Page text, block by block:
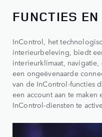
FUNCTIES
InControl, het
interieurbeleving, biedt
interieurklimaat,
een ongeëvenaarde
van de InControl-functies
een account aan te
InControl-diensten te